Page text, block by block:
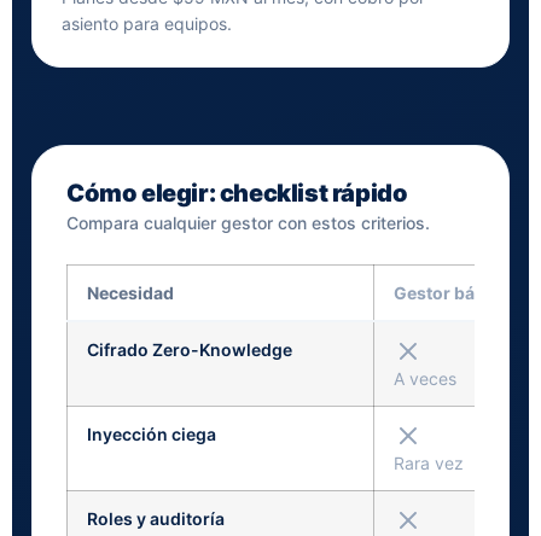
asiento para equipos.
Cómo elegir: checklist rápido
Compara cualquier gestor con estos criterios.
Necesidad Gestor básico
Cifrado Zero-Knowledge
A veces
Inyección ciega
Rara vez
Roles y auditoría